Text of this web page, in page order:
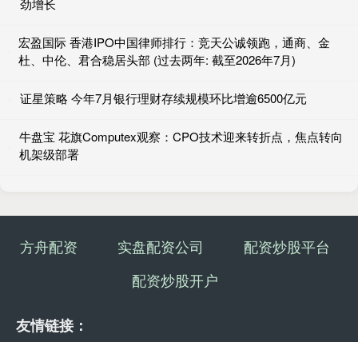
劲增长
宏盈国际 香港IPO中国律师排行：竞天公诚领跑，通商、金
杜、中伦、君合稳居头部 (过去两年: 截至2026年7月)
证星策略 今年7月银行理财存续规模环比增逾6500亿元
牛盘宝 花旗Computex观察：CPO技术迎来转折点，焦点转向
机架级部署
方舟配资 实盘配资公司
配资炒股平台
配资炒股开户
友情链接：